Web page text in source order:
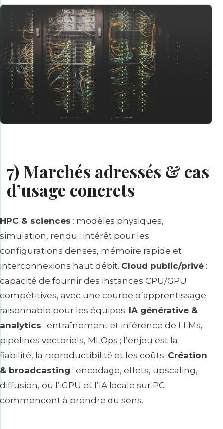
7) Marchés adressés & cas
d’usage concrets
HPC & sciences : modèles physiques,
simulation, rendu ; intérêt pour les
configurations denses, mémoire rapide et
interconnexions haut débit. Cloud public/privé :
capacité de fournir des instances CPU/GPU
compétitives, avec une courbe d’apprentissage
raisonnable pour les équipes. IA générative &
analytics : entraînement et inférence de LLMs,
pipelines vectoriels, MLOps ; l’enjeu est la
fiabilité, la reproductibilité et les coûts. Création
& broadcasting : encodage, effets, upscaling,
diffusion, où l’iGPU et l’IA locale sur PC
commencent à prendre du sens.